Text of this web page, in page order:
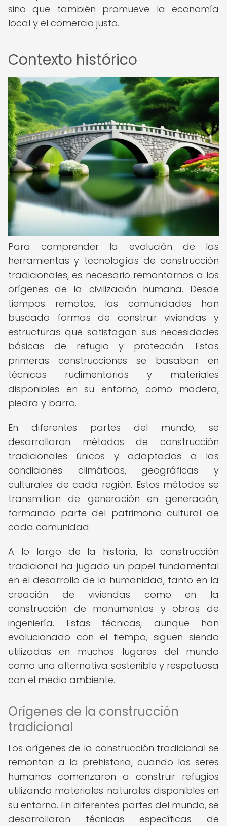
sino que también promueve la economía
local y el comercio justo.
Contexto histórico
Para comprender la evolución de las
herramientas y tecnologías de construcción
tradicionales, es necesario remontarnos a los
orígenes de la civilización humana. Desde
tiempos remotos, las comunidades han
buscado formas de construir viviendas y
estructuras que satisfagan sus necesidades
básicas de refugio y protección. Estas
primeras construcciones se basaban en
técnicas rudimentarias y materiales
disponibles en su entorno, como madera,
piedra y barro.
En diferentes partes del mundo, se
desarrollaron métodos de construcción
tradicionales únicos y adaptados a las
condiciones climáticas, geográficas y
culturales de cada región. Estos métodos se
transmitían de generación en generación,
formando parte del patrimonio cultural de
cada comunidad.
A lo largo de la historia, la construcción
tradicional ha jugado un papel fundamental
en el desarrollo de la humanidad, tanto en la
creación de viviendas como en la
construcción de monumentos y obras de
ingeniería. Estas técnicas, aunque han
evolucionado con el tiempo, siguen siendo
utilizadas en muchos lugares del mundo
como una alternativa sostenible y respetuosa
con el medio ambiente.
Orígenes de la construcción
tradicional
Los orígenes de la construcción tradicional se
remontan a la prehistoria, cuando los seres
humanos comenzaron a construir refugios
utilizando materiales naturales disponibles en
su entorno. En diferentes partes del mundo, se
desarrollaron técnicas específicas de